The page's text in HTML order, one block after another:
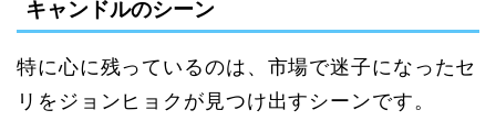
キャンドルのシーン
特に心に残っているのは、市場で迷子になったセ
リをジョンヒョクが見つけ出すシーンです。